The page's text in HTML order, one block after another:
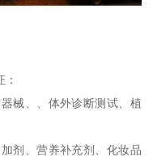
械、、体外诊断测试、植
剂、营养补充剂、化妆品